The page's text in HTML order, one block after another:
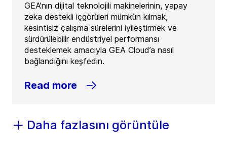
GEA’nın dijital teknolojili makinelerinin, yapay
zeka destekli içgörüleri mümkün kılmak,
kesintisiz çalışma sürelerini iyileştirmek ve
sürdürülebilir endüstriyel performansı
desteklemek amacıyla GEA Cloud’a nasıl
bağlandığını keşfedin.
Read more
Daha fazlasını görüntüle